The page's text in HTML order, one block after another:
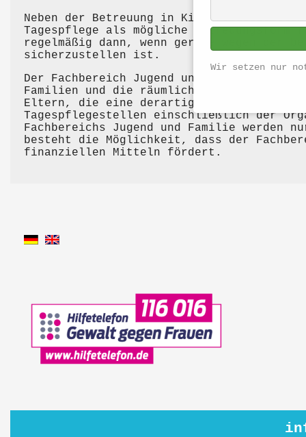
Neben der Betreuung in
Tagespflege als mögliche
regelmäßig dann, wenn gerade wegen der
sicherzustellen ist.
Der Fachbereich Jugend und Familie
Familien und die räumlichen
Eltern, die eine derartige Betreuung
Tagespflegestellen einschließlich der
Fachbereichs Jugend und Familie
besteht die Möglichkeit, dass der
finanziellen Mitteln fördert.
Wir setzen nur